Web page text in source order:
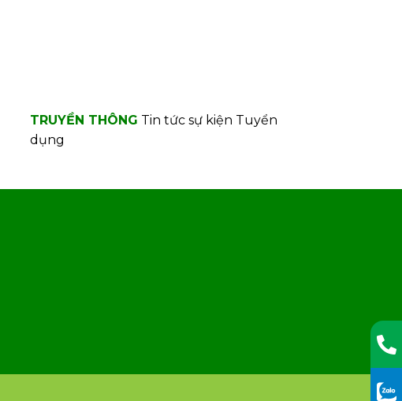
TRUYỀN THÔNG Tin tức sự kiện Tuyển
dụng